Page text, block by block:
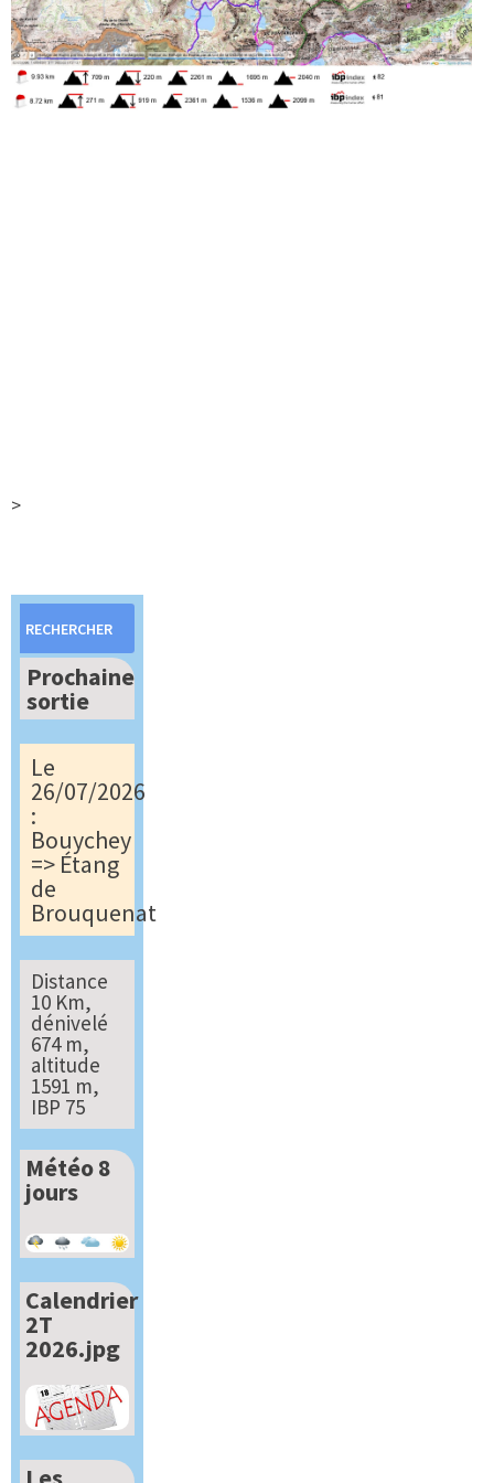
>
Rechercher :
Prochaine
sortie
Le
26/07/2026
:
Bouychey
=> Étang
de
Brouquenat
Distance
10 Km,
dénivelé
674 m,
altitude
1591 m,
IBP 75
Météo 8
jours
Calendrier
2T
2026.jpg